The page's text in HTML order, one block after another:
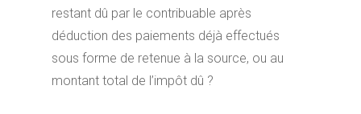
restant dû par le contribuable après
déduction des paiements déjà effectués
sous forme de retenue à la source, ou au
montant total de l’impôt dû ?